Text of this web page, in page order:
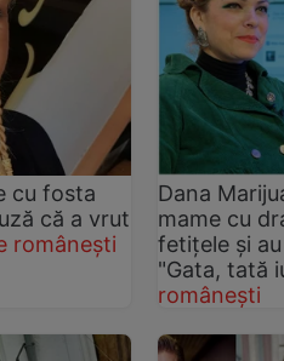
cu fosta
că a vrut
românești
Dana
mame cu
fetițele și
"Gata, tată
românești